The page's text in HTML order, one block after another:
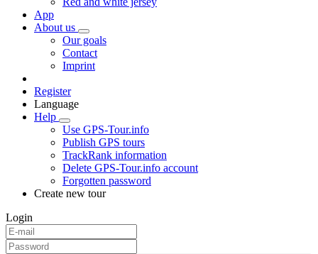
App
About us
Our goals
Contact
Imprint
Register
Language
Help
Use GPS-Tour.info
Publish GPS tours
TrackRank information
Delete GPS-Tour.info account
Forgotten password
Create new tour
Login